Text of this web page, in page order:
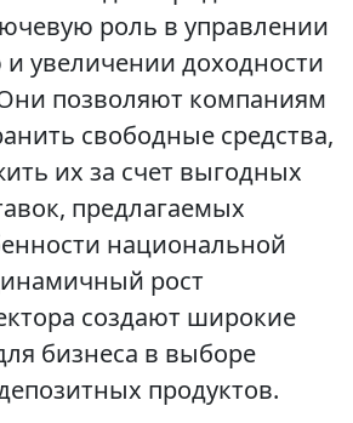
роль в управлении
увеличении доходности
позволяют компаниям
свободные средства,
их за счет выгодных
предлагаемых
национальной
рост
создают широкие
бизнеса в выборе
продуктов.